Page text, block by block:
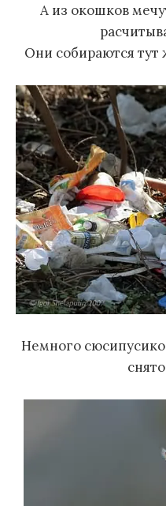
А из окошков
Они собираются тут
Немного